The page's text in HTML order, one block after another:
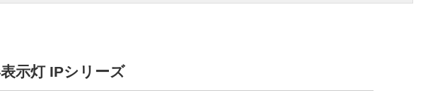
示灯 IPシリーズ